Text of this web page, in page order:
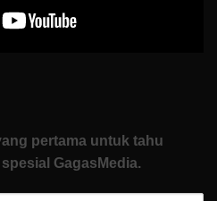
pertama untuk tahu
GagasMedia.